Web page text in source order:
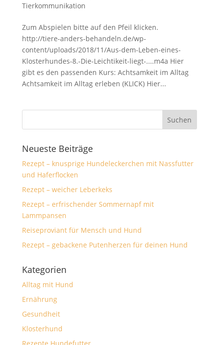
Tierkommunikation
Zum Abspielen bitte auf den Pfeil klicken.
http://tiere-anders-behandeln.de/wp-
content/uploads/2018/11/Aus-dem-Leben-eines-
Klosterhundes-8.-Die-Leichtikeit-liegt-....m4a Hier
gibt es den passenden Kurs: Achtsamkeit im Alltag
Achtsamkeit im Alltag erleben (KLICK) Hier...
Neueste Beiträge
Rezept – knusprige Hundeleckerchen mit Nassfutter
und Haferflocken
Rezept – weicher Leberkeks
Rezept – erfrischender Sommernapf mit
Lammpansen
Reiseproviant für Mensch und Hund
Rezept – gebackene Putenherzen für deinen Hund
Kategorien
Alltag mit Hund
Ernährung
Gesundheit
Klosterhund